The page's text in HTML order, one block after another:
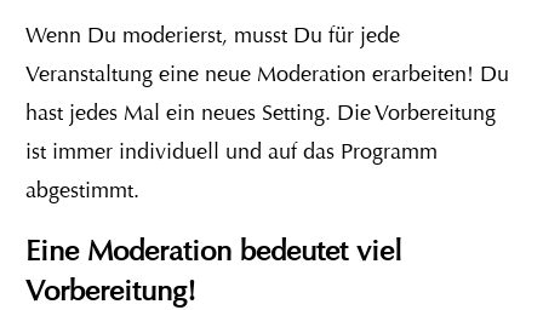
Wenn Du moderierst, musst Du für jede
Veranstaltung eine neue Moderation erarbeiten! Du
hast jedes Mal ein neues Setting. Die Vorbereitung
ist immer individuell und auf das Programm
abgestimmt.
Eine Moderation bedeutet viel
Vorbereitung!